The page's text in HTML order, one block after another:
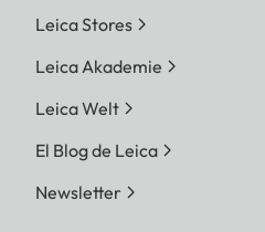
Leica Stores
Leica Akademie
Leica Welt
El Blog de Leica
Newsletter